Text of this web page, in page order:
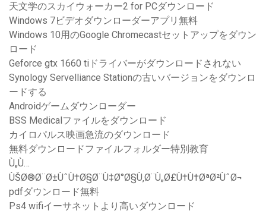
天文学のスカイウォーカー2 for PCダウンロード
Windows 7ビデオダウンローダーアプリ無料
Windows 10用のGoogle Chromecastセットアップをダウン
ロード
Geforce gtx 1660 tiドライバーがダウンロードされない
Synology Servelliance Stationの古いバージョンをダウンロ
ードする
Androidゲームダウンローダー
BSS Medicalファイルをダウンロード
カイロパルス映画急流のダウンロード
無料ダウンロードファイルフォルダー特別教育
Ù„Ù…
ÙŠØ®Ø¨Ø±ÙˆÙ†Ø§Ø¨Ù‡Ø°Ø§Ù‚Ø¨Ù„Ø£Ù†Ù†ØªØ²ÙˆØ¬
pdfダウンロード無料
Ps4 wifiイーサネットより高いダウンロード